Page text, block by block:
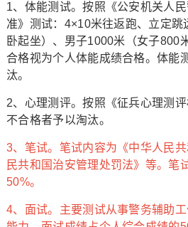
1、体能测试。按照《公安机关人
准》测试：4×10米往返跑、立定跳
卧起坐）、男子1000米（女子800
合格视为个人体能成绩合格。体能
汰。
2、心理测评。按照《征兵心理测
不合格者予以淘汰。
3、笔试。笔试内容为《中华人民
民共和国治安管理处罚法》等。笔
50%。
4、面试。主要测试从事警务辅助